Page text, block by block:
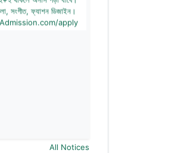
সংগীত, ফ্যাশন ডিজাইন।
apply
All Notices